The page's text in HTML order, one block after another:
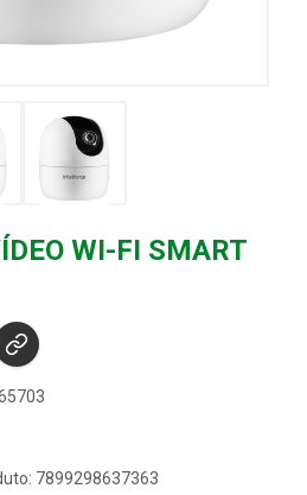
WI-FI SMART
7899298637363